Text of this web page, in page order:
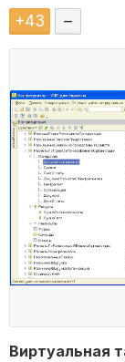
+43 –
Виртуальная